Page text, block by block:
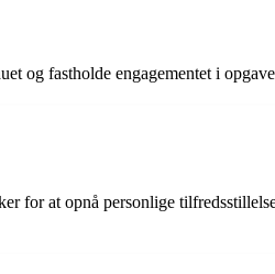
og fastholde engagementet i
for at opnå personlige